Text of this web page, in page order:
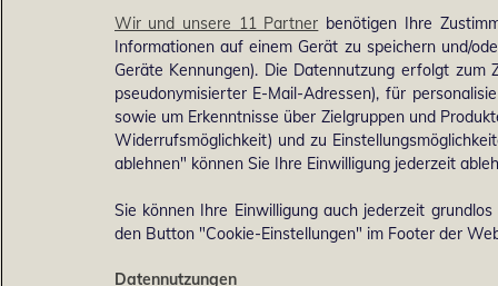
Wir und unsere 11 Partner benötigen Ihre
Informationen auf einem Gerät zu speichern und/
Geräte Kennungen). Die Datennutzung erfolgt
pseudonymisierter E-Mail-Adressen), für
sowie um Erkenntnisse über Zielgruppen und
Widerrufsmöglichkeit) und zu
ablehnen" können Sie Ihre Einwilligung jederzeit
Sie können Ihre Einwilligung auch jederzeit
den Button "Cookie-Einstellungen" im Footer der
Datennutzungen